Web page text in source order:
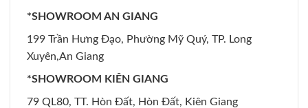
*SHOWROOM AN GIANG
199 Trần Hưng Đạo, Phường Mỹ Quý, TP. Long
Xuyên,An Giang
*SHOWROOM KIÊN GIANG
79 QL80, TT. Hòn Đất, Hòn Đất, Kiên Giang